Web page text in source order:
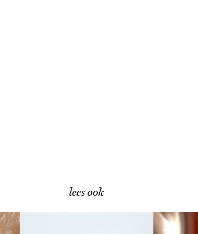
lees ook